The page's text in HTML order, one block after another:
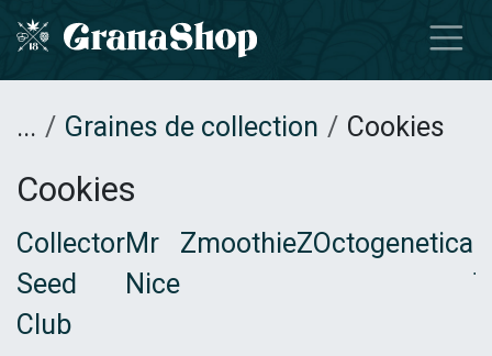
Se rendre au contenu
... Graines de collection Cookies
Cookies
Collector
Seed
Club
Mr
Nice
ZmoothieZOctogenetica